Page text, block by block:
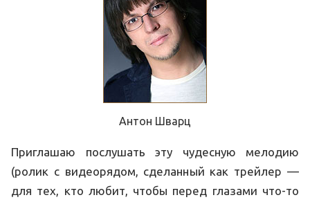
Антон Шварц
Приглашаю послушать эту чудесную мелодию
(ролик с видеорядом, сделанный как трейлер —
для тех, кто любит, чтобы перед глазами что-то